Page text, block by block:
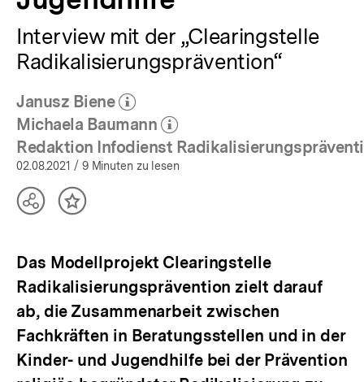
Interview mit der „Clearingstelle
Radikalisierungsprävention“
Janusz Biene
(Mehr zum Autor)
öffnen
Michaela Baumann
(Mehr zum Autor)
öffnen
Redaktion Infodienst
(Mehr zum Autor)
02.08.2021 / 9 Minuten zu lesen
TeilenInhalt
Das Modellprojekt Clearingstelle
Radikalisierungsprävention zielt darauf
ab, die Zusammenarbeit zwischen
Fachkräften in Beratungsstellen und in der
Kinder- und Jugendhilfe bei der Prävention